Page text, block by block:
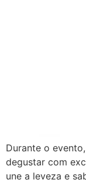
Durante o
degustar com
une a leveza e